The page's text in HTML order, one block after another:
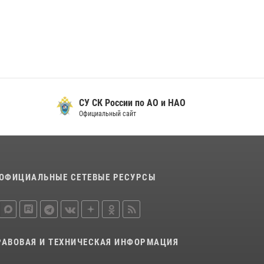
СУ СК России по АО и НАО
Официальный сайт
СЕТЕВЫЕ РЕСУРСЫ
И ТЕХНИЧЕСКАЯ ИНФОРМАЦИЯ